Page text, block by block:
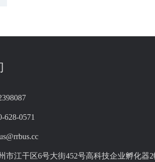
628-0571
市江干区6号大街452号高科技企业孵化器2